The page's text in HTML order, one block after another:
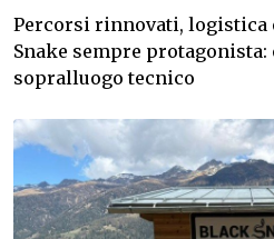
Percorsi rinnovati, logistica
Snake sempre
sopralluogo tecnico